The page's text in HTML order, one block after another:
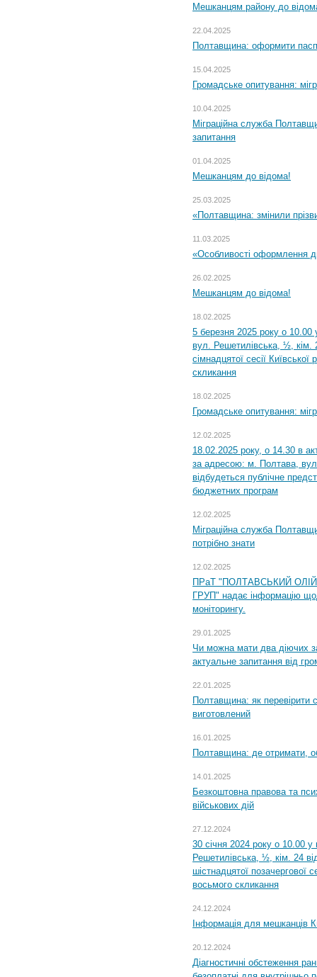
Мешканцям району до
22.04.2025
Полтавщина: оформити
15.04.2025
Громадське опитування:
10.04.2025
Міграційна служба
запитання
01.04.2025
Мешканцям до відома!
25.03.2025
«Полтавщина: змінили
11.03.2025
«Особливості оформлення
26.02.2025
Мешканцям до відома!
18.02.2025
5 березня 2025 року о 10.00
вул. Решетилівська, ½, кім.
сімнадцятої сесії
скликання
18.02.2025
Громадське опитування:
12.02.2025
18.02.2025 року, о 14.30 в
за адресою: м. Полтава,
відбудеться публічне
бюджетних програм
12.02.2025
Міграційна служба
потрібно знати
12.02.2025
ПРаТ "ПОЛТАВСЬКИЙ
ГРУП" надає інформацію
моніторингу.
29.01.2025
Чи можна мати два діючих
актуальне запитання від
22.01.2025
Полтавщина: як перевірити
виготовлений
16.01.2025
Полтавщина: де отримати,
14.01.2025
Безкоштовна правова та
військових дій
27.12.2024
30 січня 2024 року о 10.00 у
Решетилівська, ½, кім. 24
шістнадцятої позачергової
восьмого скликання
24.12.2024
Інформація для мешканців
20.12.2024
Діагностичні обстеження